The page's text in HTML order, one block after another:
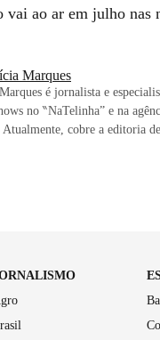
vai ao ar em julho nas
Marques
é jornalista e
no ‶NaTelinha” e na
cobre a editoria